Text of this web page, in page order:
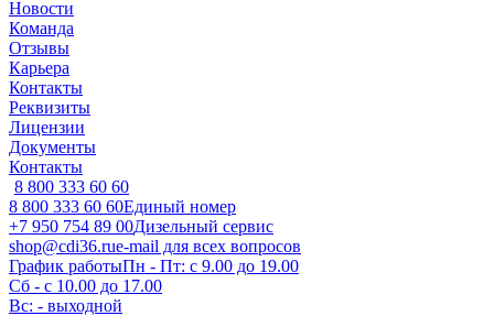
Новости
Команда
Отзывы
Карьера
Контакты
Реквизиты
Лицензии
Документы
Контакты
8 800 333 60 60
8 800 333 60 60Единый номер
+7 950 754 89 00Дизельный сервис
shop@cdi36.rue-mail для всех вопросов
График работыПн - Пт: с 9.00 до 19.00
Сб - с 10.00 до 17.00
Вс: - выходной